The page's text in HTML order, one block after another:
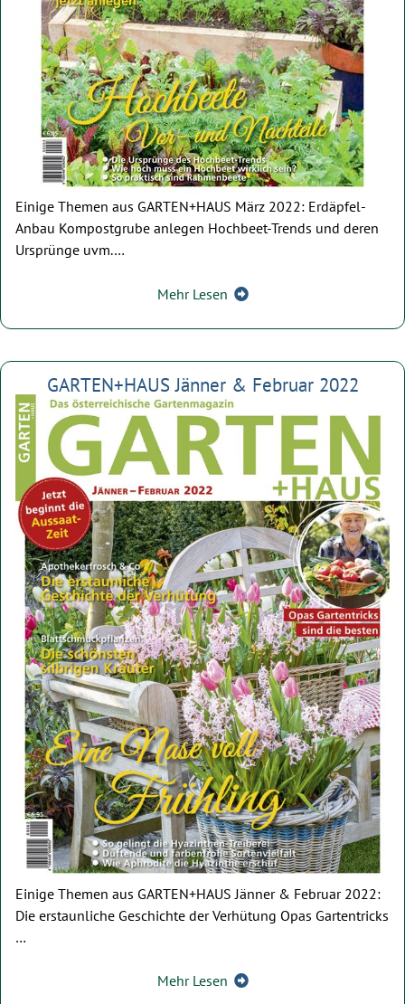
Einige Themen aus GARTEN+HAUS März 2022: Erdäpfel-
Anbau Kompostgrube anlegen Hochbeet-Trends und deren
Ursprünge uvm.…
Mehr Lesen
GARTEN+HAUS Jänner & Februar 2022
Einige Themen aus GARTEN+HAUS Jänner & Februar 2022:
Die erstaunliche Geschichte der Verhütung Opas Gartentricks
…
Mehr Lesen